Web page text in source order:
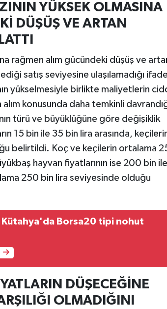
YÜKSEK OLMASINA
DÜŞÜŞ VE ARTAN
rağmen alım gücündeki düşüş ve
satış seviyesine ulaşılamadığı ifade
yükselmesiyle birlikte maliyetlerin
konusunda daha temkinli
türü ve büyüklüğüne göre değişiklik
15 bin ile 35 bin lira arasında,
belirtildi. Koç ve keçilerin ortalama
hayvan fiyatlarının ise 200 bin ile
250 bin lira seviyesinde olduğu
Kütahya'da Borsa20 tipi nohut
DÜŞECEĞİNE
OLMADIĞINI